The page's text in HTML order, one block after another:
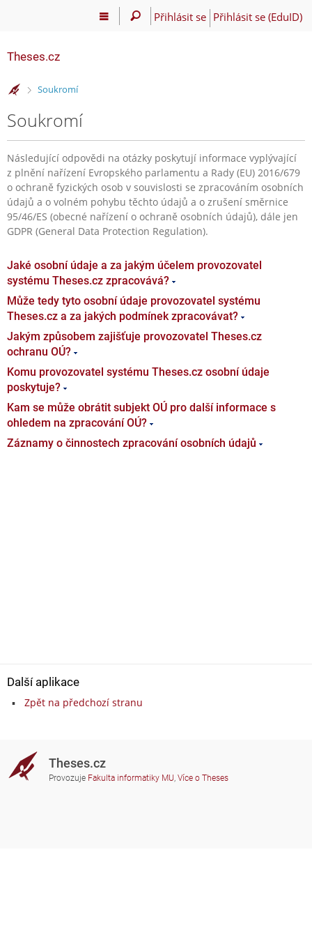
Přihlásit se Přihlásit se (EduID)
Theses.cz
>
Soukromí
Soukromí
Následující odpovědi na otázky poskytují informace vyplývající
z plnění nařízení Evropského parlamentu a Rady (EU) 2016/679
o ochraně fyzických osob v souvislosti se zpracováním osobních
údajů a o volném pohybu těchto údajů a o zrušení směrnice
95/46/ES (obecné nařízení o ochraně osobních údajů), dále jen
GDPR (General Data Protection Regulation).
Jaké osobní údaje a za jakým účelem provozovatel
systému Theses.cz zpracovává?
Může tedy tyto osobní údaje provozovatel systému
Theses.cz a za jakých podmínek zpracovávat?
Jakým způsobem zajišťuje provozovatel Theses.cz
ochranu OÚ?
Komu provozovatel systému Theses.cz osobní údaje
poskytuje?
Kam se může obrátit subjekt OÚ pro další informace s
ohledem na zpracování OÚ?
Záznamy o činnostech zpracování osobních údajů
Další aplikace
Zpět na předchozí stranu
Theses.cz
Provozuje Fakulta informatiky MU, Více o Theses